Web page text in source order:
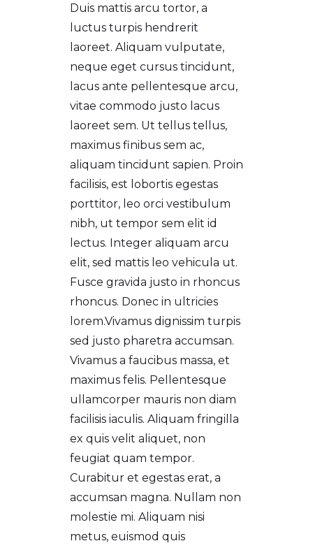
Duis mattis arcu tortor, a
luctus turpis hendrerit
laoreet. Aliquam vulputate,
neque eget cursus tincidunt,
lacus ante pellentesque arcu,
vitae commodo justo lacus
laoreet sem. Ut tellus tellus,
maximus finibus sem ac,
aliquam tincidunt sapien. Proin
facilisis, est lobortis egestas
porttitor, leo orci vestibulum
nibh, ut tempor sem elit id
lectus. Integer aliquam arcu
elit, sed mattis leo vehicula ut.
Fusce gravida justo in rhoncus
rhoncus. Donec in ultricies
lorem.Vivamus dignissim turpis
sed justo pharetra accumsan.
Vivamus a faucibus massa, et
maximus felis. Pellentesque
ullamcorper mauris non diam
facilisis iaculis. Aliquam fringilla
ex quis velit aliquet, non
feugiat quam tempor.
Curabitur et egestas erat, a
accumsan magna. Nullam non
molestie mi. Aliquam nisi
metus, euismod quis